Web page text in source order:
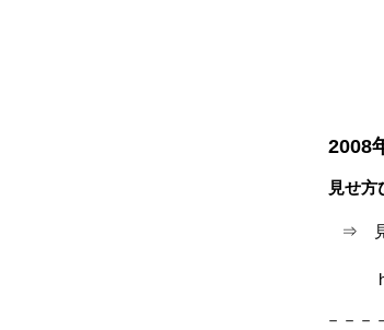
2008
見せ方
⇒ 見
（
http://
－－－